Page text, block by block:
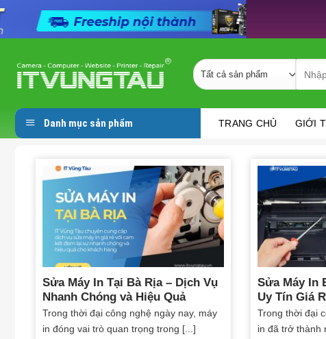
content
for:
Danh mục sản phẩm TRANG CHỦ GIỚI
Sửa Máy In Tại Bà Rịa – Dịch Vụ
Nhanh Chóng và Hiệu Quả
Trong thời đại công nghệ ngày nay, máy
in đóng vai trò quan trọng trong [...]
Sửa Máy In
Uy Tín Giá
Trong thời đại
in đã trở thành